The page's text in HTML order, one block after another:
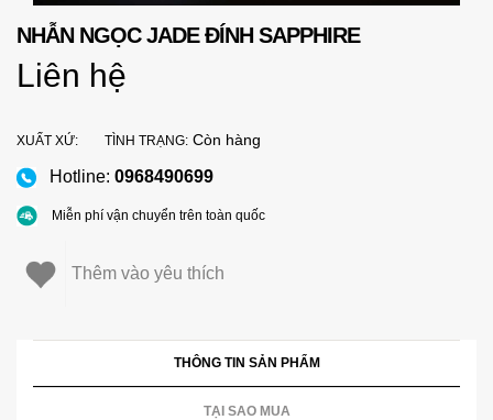
NHẪN NGỌC JADE ĐÍNH SAPPHIRE
Liên hệ
XUẤT XỨ: TÌNH TRẠNG: Còn hàng
Hotline: 0968490699
Miễn phí vận chuyển trên toàn quốc
Thêm vào yêu thích
THÔNG TIN SẢN PHẨM
TẠI SAO MUA